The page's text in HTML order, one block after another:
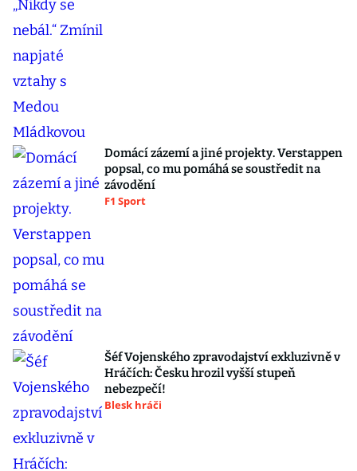
Domácí zázemí a jiné projekty. Verstappen
popsal, co mu pomáhá se soustředit na
závodění
F1 Sport
Šéf Vojenského zpravodajství exkluzivně v
Hráčích: Česku hrozil vyšší stupeň
nebezpečí!
Blesk hráči